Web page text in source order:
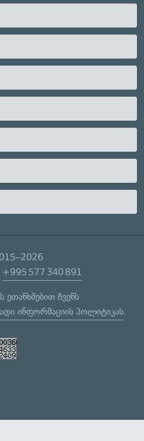
+995 577 340 891
ეთანხმებით ჩვენს
ინფორმაციის პოლიტიკას.